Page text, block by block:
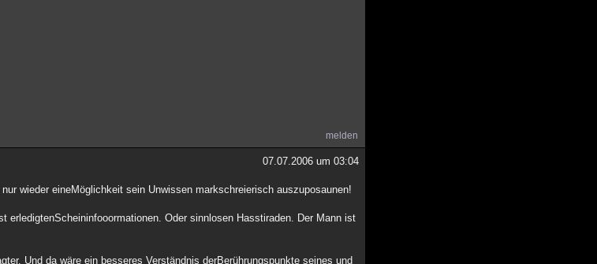
melden
07.07.2006 um 03:04
wieder eineMöglichkeit sein Unwissen markschreierisch auszuposaunen!
Oder sinnlosen Hasstiraden. Der Mann ist
Und da wäre ein besseres Verständnis derBerührungspunkte seines und